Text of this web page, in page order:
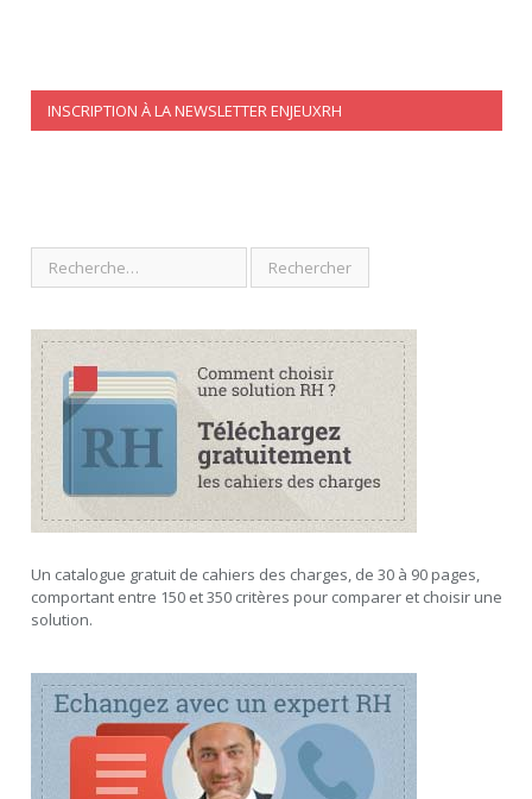
INSCRIPTION À LA NEWSLETTER ENJEUXRH
Un catalogue gratuit de cahiers des charges, de 30 à 90 pages,
comportant entre 150 et 350 critères pour comparer et choisir une
solution.